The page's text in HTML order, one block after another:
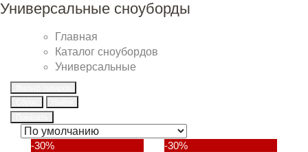
Универсальные сноуборды
Главная
Каталог сноубордов
Универсальные
-30% -30%